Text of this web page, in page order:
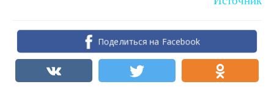
Поделиться на Facebook